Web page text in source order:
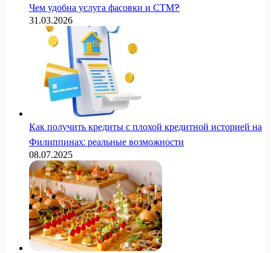
Чем удобна услуга фасовки и СТМ?
31.03.2026
Как получить кредиты с плохой кредитной историей на
Филиппинах: реальные возможности
08.07.2025